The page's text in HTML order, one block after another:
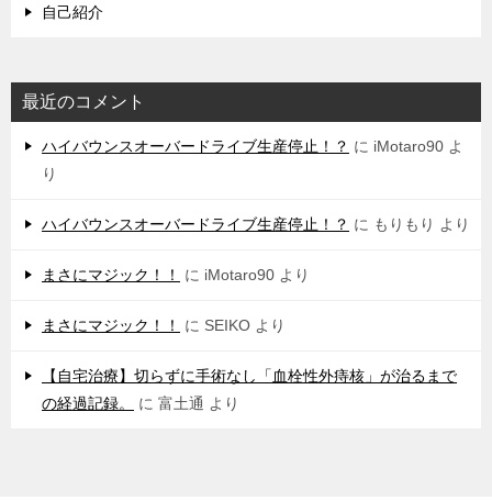
自己紹介
最近のコメント
ハイバウンスオーバードライブ生産停止！？ に iMotaro90 よ
り
ハイバウンスオーバードライブ生産停止！？ に もりもり より
まさにマジック！！ に iMotaro90 より
まさにマジック！！ に SEIKO より
【自宅治療】切らずに手術なし「血栓性外痔核」が治るまで
の経過記録。
に 富土通 より